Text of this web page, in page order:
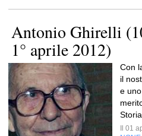
Antonio Ghirelli
1° aprile 2012)
Con
il
e
Il 01